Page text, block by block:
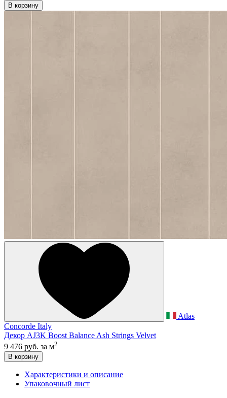
В корзину
Atlas
Concorde Italy
Декор AJ3K Boost Balance Ash Strings Velvet
9 476 руб. за м2
В корзину
Характеристики и описание
Упаковочный лист